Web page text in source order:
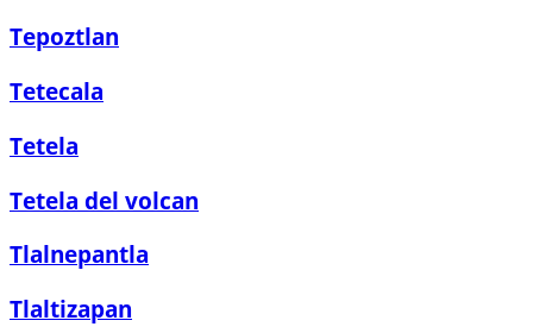
Tepoztlan
Tetecala
Tetela
Tetela del volcan
Tlalnepantla
Tlaltizapan